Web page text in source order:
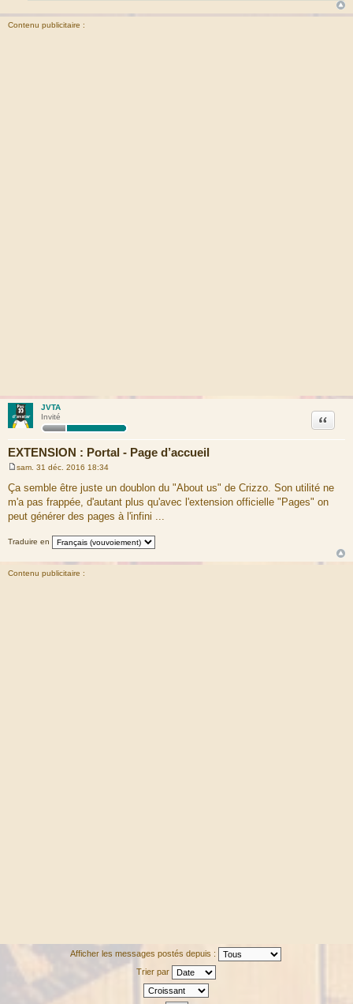
Contenu publicitaire :
JVTA
Invité
EXTENSION : Portal - Page d’accueil
Citation
s
s
g
sam. 31 déc. 2016 18:34
Ça semble être juste un doublon du "About us" de Crizzo. Son utilité ne
m'a pas frappée, d'autant plus qu'avec l'extension officielle "Pages" on
peut générer des pages à l'infini ...
Traduire en
Contenu publicitaire :
Afficher les messages postés depuis :
Trier par